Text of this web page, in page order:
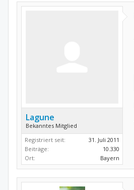
Lagune
Bekanntes Mitglied
Registriert seit:
31. Juli 2011
Beiträge:
10.330
Ort:
Bayern